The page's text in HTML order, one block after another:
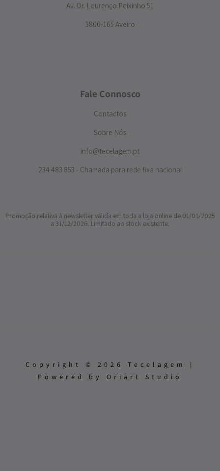
Av. Dr. Lourenço Peixinho 51
3800-165 Aveiro
Fale Connosco
Contactos
Sobre Nós
info@tecelagem.pt
234 483 853 - Chamada para rede fixa nacional
Promoção relativa à newsletter válida em toda a loja online de 01/01/2025
a 31/12/2026. Limitado ao stock existente.
Copyright © 2026 Tecelagem |
Powered by Oriart Studio